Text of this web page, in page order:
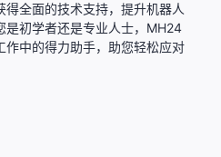
全面的技术支持，提升机器人
是初学者还是专业人士，MH24
中的得力助手，助您轻松应对